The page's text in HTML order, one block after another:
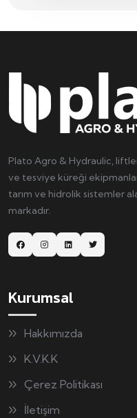
Plato Agro & Hydraulic,
ve tesviye küreği
tarım ve hidrolik sistemler
markadır.
Kurumsal
Hakkımızda
K.V.K.K
Çerez Politikası
İletişim